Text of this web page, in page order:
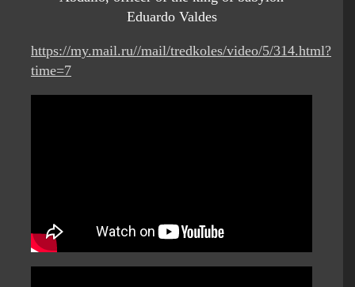
Eduardo Valdes
https://my.mail.ru//mail/tredkoles/video/5/314.html?
time=7